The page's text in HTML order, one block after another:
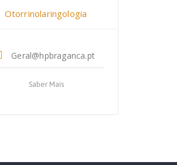
Otorrinolaringologia
Geral@hpbraganca.pt
Saber Mais